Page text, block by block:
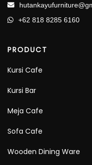
+62 818 8285 6160
PRODUCT
Kursi Cafe
Kursi Bar
Meja Cafe
Sofa Cafe
Wooden Dining Ware